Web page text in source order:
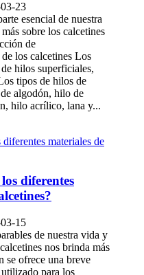
23
esencial de nuestra
sobre los calcetines
de
los calcetines Los
hilos superficiales,
tipos de hilos de
algodón, hilo de
hilo acrílico, lana y...
diferentes
15
de nuestra vida y
nos brinda más
se ofrece una breve
para los